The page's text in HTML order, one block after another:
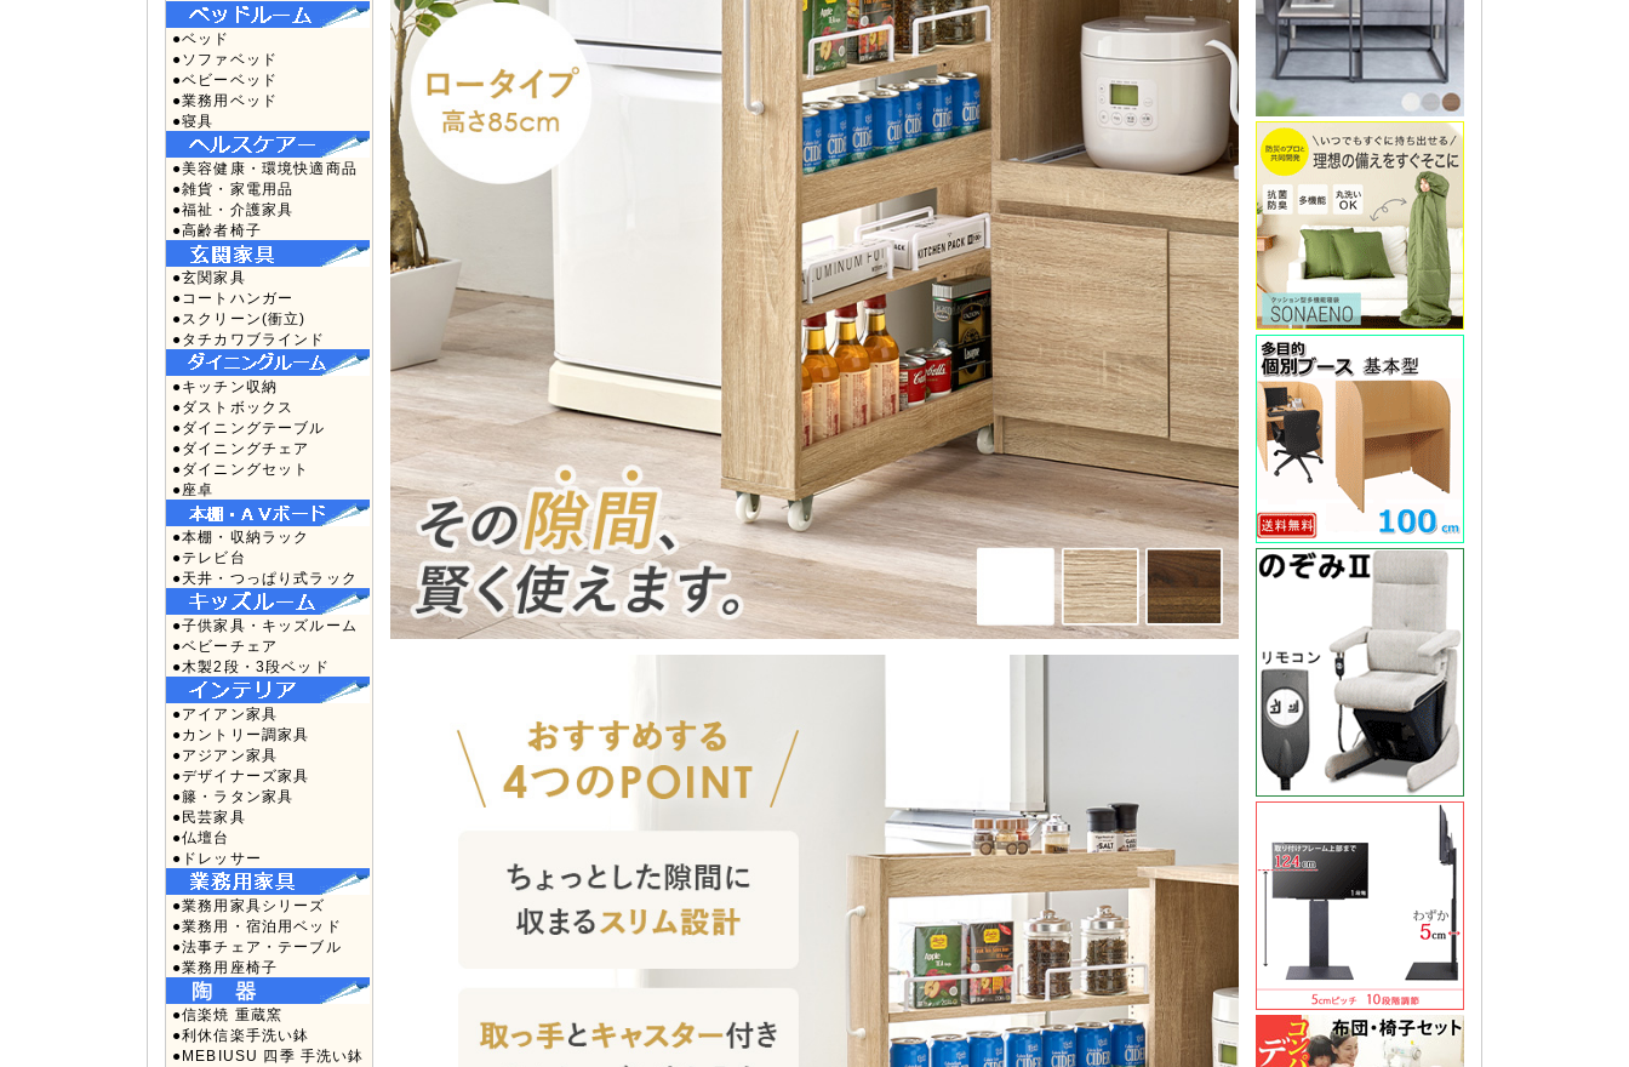
●ベッド
●ソファベッド
●ベビーベッド
●業務用ベッド
●寝具
●美容健康・環境快適商品
●雑貨・家電用品
●福祉・介護家具
●高齢者椅子
●玄関家具
●コートハンガー
●スクリーン(衝立)
●タチカワブラインド
●キッチン収納
●ダストボックス
●ダイニングテーブル
●ダイニングチェア
●ダイニングセット
●座卓
●本棚・収納ラック
●テレビ台
●天井・つっぱり式ラック
●子供家具・キッズルーム
●ベビーチェア
●木製2段・3段ベッド
●アイアン家具
●カントリー調家具
●アジアン家具
●デザイナーズ家具
●籐・ラタン家具
●民芸家具
●仏壇台
●ドレッサー
●業務用家具シリーズ
●業務用・宿泊用ベッド
●法事チェア・テーブル
●業務用座椅子
●信楽焼 重蔵窯
●利休信楽手洗い鉢
●MEBIUSU 四季 手洗い鉢